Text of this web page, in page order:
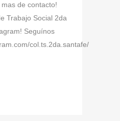
de contacto!
Trabajo Social 2da
Seguínos
col.ts.2da.santafe/